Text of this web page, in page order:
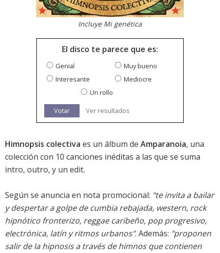
Incluye Mi genética
El disco te parece que es:
Genial
Muy bueno
Interesante
Mediocre
Un rollo
Votar Ver resultados
Himnopsis colectiva es un álbum de Amparanoia, una
colección con 10 canciones inéditas a las que se suma
intro, outro, y un edit.
Según se anuncia en nota promocional: "te invita a bailar
y despertar a golpe de cumbia rebajada, western, rock
hipnótico fronterizo, reggae caribeño, pop progresivo,
electrónica, latín y ritmos urbanos". Además: "proponen
salir de la hipnosis a través de himnos que contienen